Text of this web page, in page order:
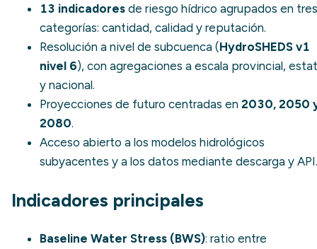
13 indicadores de riesgo hídrico agrupados en tres
categorías: cantidad, calidad y reputación.
Resolución a nivel de subcuenca (HydroSHEDS v1
nivel 6), con agregaciones a escala provincial,
y nacional.
Proyecciones de futuro centradas en 2030, 2050
2080.
Acceso abierto a los modelos hidrológicos
subyacentes y a los datos mediante descarga y API.
Indicadores principales
Baseline Water Stress (BWS): ratio entre